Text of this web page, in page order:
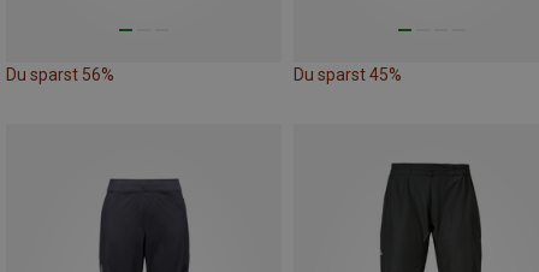
Du sparst 56% Du sparst 45%